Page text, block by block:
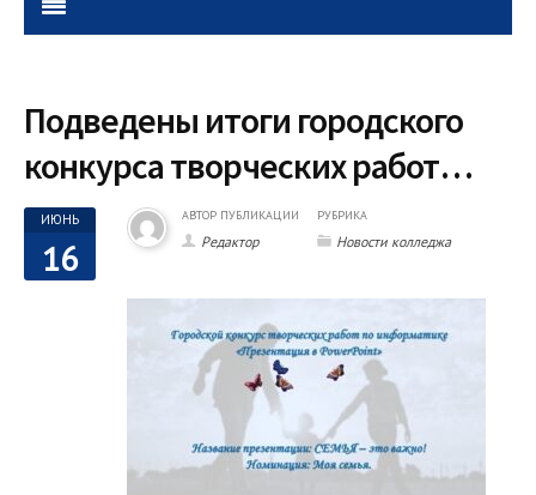
Подведены итоги городского
конкурса творческих работ…
ИЮНЬ
16
АВТОР ПУБЛИКАЦИИ
Редактор
РУБРИКА
Новости колледжа